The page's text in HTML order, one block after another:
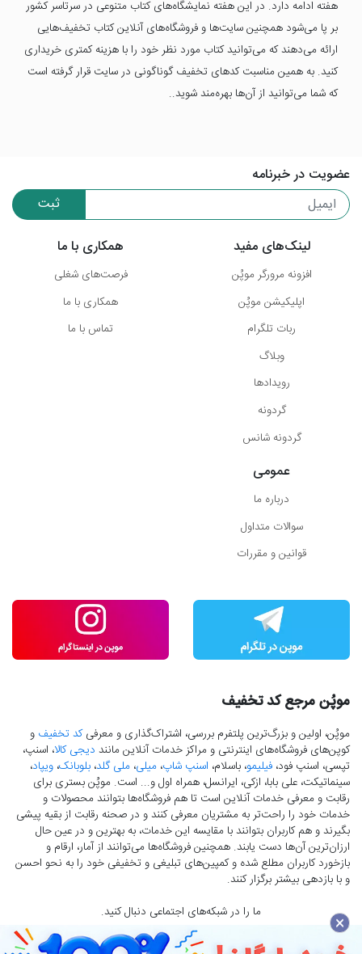
هفته ادامه دارد. در این هفته نمایشگاه‌های کتاب متنوعی در سرتاسر کشور
بر پا می‌شود همچنین سایت‌ها و فروشگاه‌های آنلاین کتاب تخفیف‌هایی
ارائه می‌دهند که می‌توانید کتاب مورد نظر خود را با هزینه کمتری خریداری
کنید. به همین مناسبت کدهای تخفیف گوناگونی در سایت قرار گرفته است
که شما می‌توانید از آن‌ها بهره‌مند شوید..
عضویت در خبرنامه
ثبت
لینک‌های مفید
افزونه مرورگر موپُن
اپلیکیشن موپُن
ربات تلگرام
وبلاگ
رویدادها
گردونه
گردونه شانس
همکاری با ما
فرصت‌های شغلی
همکاری با ما
تماس با ما
عمومی
درباره ما
سوالات متداول
قوانین و مقررات
موپُن مرجع کد تخفیف
موپُن، اولین و بزرگ‌ترین پلتفرم بررسی، اشتراک‌گذاری و معرفیکد تخفیف و
کوپن‌های فروشگاه‌های اینترنتی و مراکز خدمات آنلاین مانند دیجی کالا، اسنپ،
تپسی، اسنپ فود، فیلیمو، باسلام، اسنپ شاپ، میلی، ملی گلد، بلوبانک، ویپاد،
سینماتیکت، علی بابا، ازکی، ایرانسل، همراه اول و... است. موپُن بستری برای
رقابت و معرفی خدمات آنلاین است تا هم فروشگاه‌ها بتوانند محصولات و
خدمات خود را راحت‌تر به مشتریان معرفی کنند و در صحنه رقابت از بقیه پیشی
بگیرند و هم کاربران بتوانند با مقایسه این خدمات، به بهترین و در عین حال
ارزان‌ترین آن‌ها دست‌ یابند. همچنین فروشگاه‌ها می‌توانند از آمار، ارقام و
بازخورد کاربران مطلع شده و کمپین‌های تبلیغی و تخفیفی خود را به نحو احسن
و با بازدهی بیشتر برگزار کنند.
ما را در شبکه‌های اجتماعی دنبال کنید.
×